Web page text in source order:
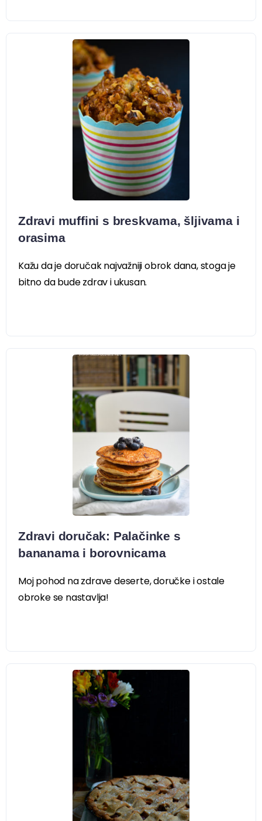
Zdravi muffini s breskvama, šljivama i
orasima
Kažu da je doručak najvažniji obrok dana, stoga je
bitno da bude zdrav i ukusan.
Zdravi doručak: Palačinke s
bananama i borovnicama
Moj pohod na zdrave deserte, doručke i ostale
obroke se nastavlja!